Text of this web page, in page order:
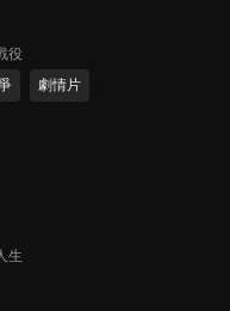
役
劇情片
生